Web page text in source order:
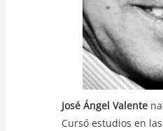
José Ángel Valente
Cursó estudios en